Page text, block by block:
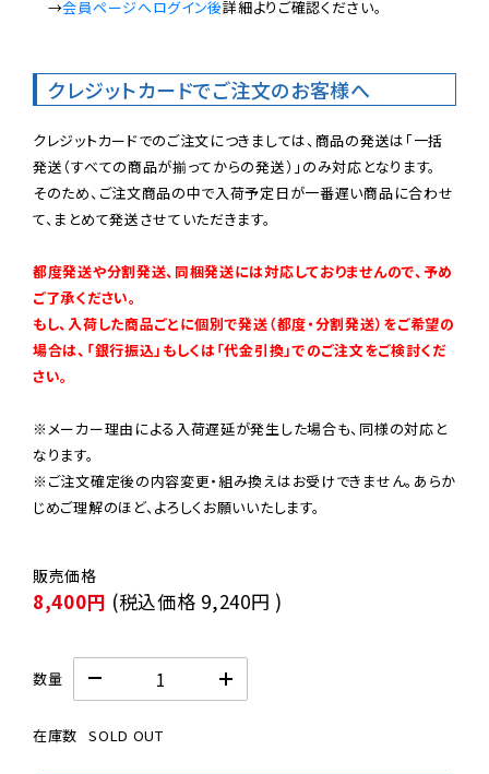
→会員ページへログイン後詳細よりご確認ください。
クレジットカードでご注文のお客様へ
クレジットカードでのご注文につきましては、商品の発送は「一括
発送（すべての商品が揃ってからの発送）」のみ対応となります。
そのため、ご注文商品の中で入荷予定日が一番遅い商品に合わせ
て、まとめて発送させていただきます。
都度発送や分割発送、同梱発送には対応しておりませんので、予め
ご了承ください。
もし、入荷した商品ごとに個別で発送（都度・分割発送）をご希望の
場合は、「銀行振込」もしくは「代金引換」でのご注文をご検討くだ
さい。
※メーカー理由による入荷遅延が発生した場合も、同様の対応と
なります。
※ご注文確定後の内容変更・組み換えはお受けできません。あらか
じめご理解のほど、よろしくお願いいたします。
8,400円 (税込価格 9,240円 )
数量
在庫数 SOLD OUT